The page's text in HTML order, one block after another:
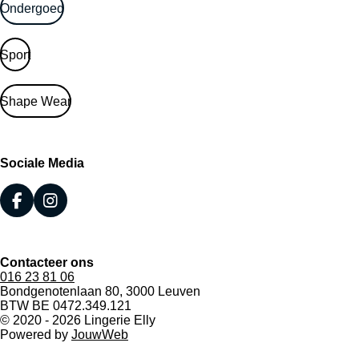
Ondergoed
Sport
Shape Wear
Sociale Media
F
b
o
o
k
I
a
g
r
a
m
Contacteer ons
016 23 81 06
Bondgenotenlaan 80, 3000 Leuven
BTW BE 0472.349.121
© 2020 - 2026 Lingerie Elly
Powered by JouwWeb